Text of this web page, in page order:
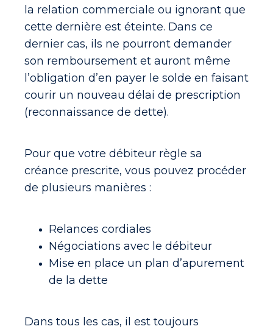
la relation commerciale ou ignorant que
cette dernière est éteinte. Dans ce
dernier cas, ils ne pourront demander
son remboursement et auront même
l’obligation d’en payer le solde en faisant
courir un nouveau délai de prescription
(reconnaissance de dette).
Pour que votre débiteur règle sa
créance prescrite, vous pouvez procéder
de plusieurs manières :
Relances cordiales
Négociations avec le débiteur
Mise en place un plan d’apurement
de la dette
Dans tous les cas, il est toujours